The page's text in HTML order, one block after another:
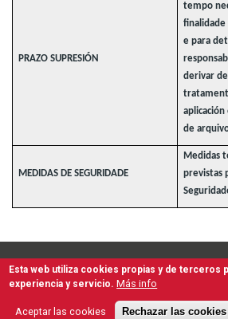
PRAZO SUPRESIÓN
tempo
finalidade
e para
derivar
de
MEDIDAS DE SEGURIDADE
Medidas
previstas
Second
navigation
Accesibilidad Aviso Legal Términos de Uso
Gal Esp
Esta web utiliza cookies propias y de terceros
experiencia y servicio. Más info
Aceptar las cookies Rechazar las cookies